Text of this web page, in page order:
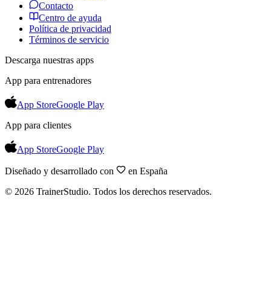
Contacto
Centro de ayuda
Política de privacidad
Términos de servicio
Descarga nuestras apps
App para entrenadores
App StoreGoogle Play
App para clientes
App StoreGoogle Play
Diseñado y desarrollado con
en España
© 2026 TrainerStudio. Todos los derechos reservados.